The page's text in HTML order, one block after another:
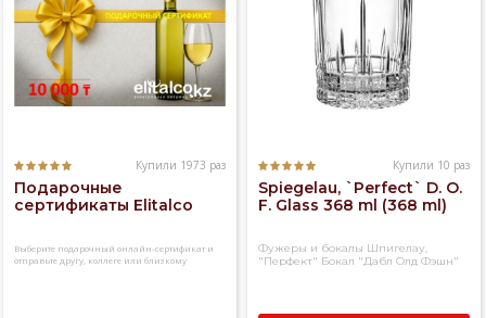
Купили 1973 раз
Подарочные
сертификаты Elitalco
Выберите подарочный онлайн-сертификат и
отправьте другу, коллеге или близкому
Купили 10 раз
Spiegelau, `Perfect` D. O.
F. Glass 368 ml (368 ml)
Фужеры и бокалы Шпигелау,
"Перфект" Бокал "Дабл Олд Фэшн"